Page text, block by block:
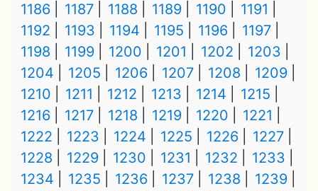
1186
1187 1188 1189 1190
1191
1192
1193 1194 1195 1196
1197
1198
1199 1200 1201 1202
1203
1204
1205 1206 1207 1208
1209
1210
1211 1212 1213 1214
1215
1216
1217 1218 1219 1220
1221
1222
1223 1224 1225 1226
1227
1228
1229 1230 1231 1232
1233
1234
1235 1236 1237 1238
1239